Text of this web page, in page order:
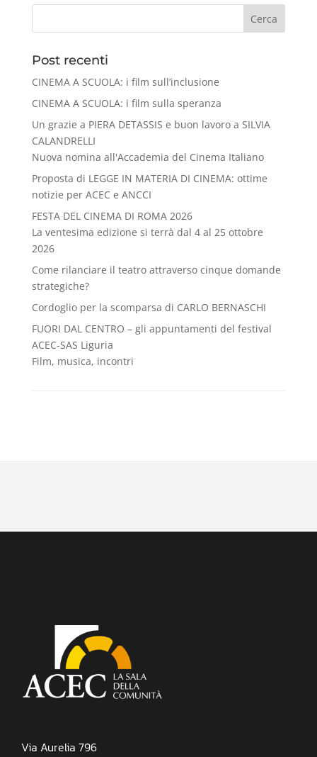
Cerca
Post recenti
CINEMA A SCUOLA: i film sull’inclusione
CINEMA A SCUOLA: i film sulla speranza
Un grazie a PIERA DETASSIS e buon lavoro a SILVIA
CALANDRELLI
Nuova nomina all'Accademia del Cinema Italiano
Proposta di LEGGE IN MATERIA DI CINEMA: ottime
notizie per ACEC e ANCCI
FESTA DEL CINEMA DI ROMA 2026
La ventesima edizione si terrà dal 4 al 25 ottobre
2026
Come rilanciare il teatro attraverso cinque domande
strategiche?
Cordoglio per la scomparsa di CARLO BERNASCHI
FUORI DAL CENTRO – gli appuntamenti del festival
ACEC-SAS Liguria
Film, musica, incontri
Via Aurelia 796